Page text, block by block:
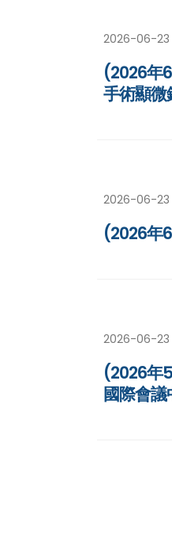
2026-06-23
(2026年
手術顯微
2026-06-23
(2026年
2026-06-23
(2026年
國際會議